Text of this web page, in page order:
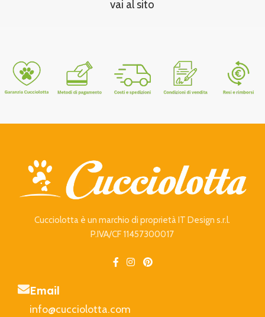
vai al sito
Cucciolotta è un marchio di proprietà IT Design s.r.l.
P.IVA/CF 11457300017
Email
info@cucciolotta.com